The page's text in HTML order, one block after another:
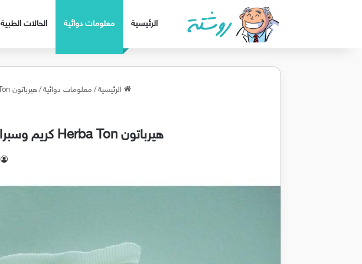
الرئيسية معلومات دوائية الحالات الطبية
الرئيسية / معلومات دوائية / هيرباتون Herba Ton كريم وسبراي للحد من تساقط الشعر وعلاج الصلع والثعلبة
هيرباتون Herba Ton كريم وسبراي للحد من تساقط الشعر وعلاج الصلع والثعلبة